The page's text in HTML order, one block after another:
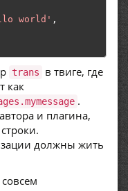
world' ,
trans
в твиге, где
как
.
и плагина,
должны жить